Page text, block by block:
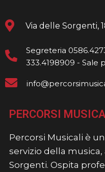
Via delle Sorgenti,
Segreteria
333.4198909 - Sale
PERCORSI
Percorsi Musicali è
servizio della
Sorgenti. Ospita